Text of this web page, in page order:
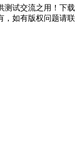
测试交流之用！下载
，如有版权问题请联